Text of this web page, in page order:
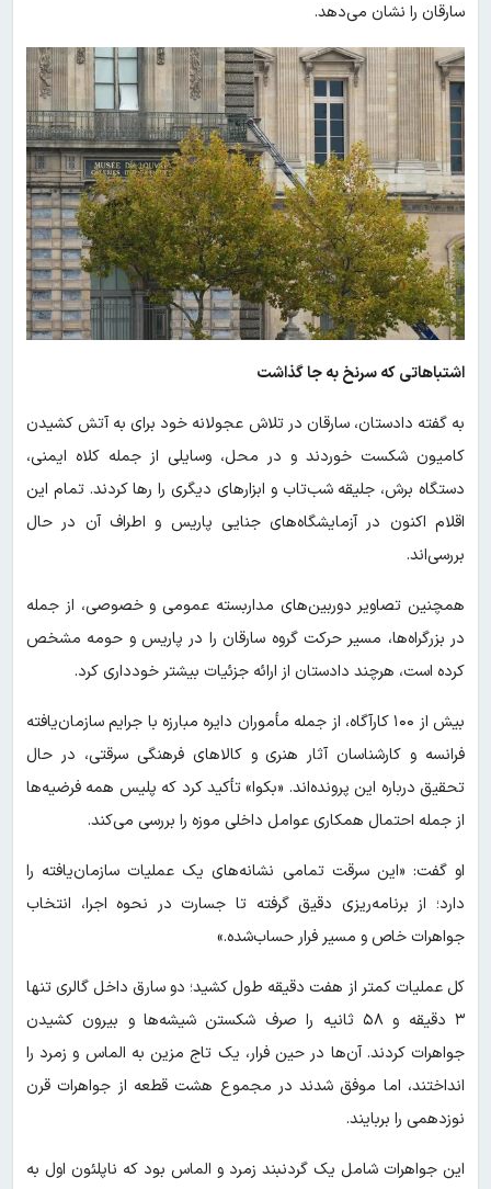
سارقان را نشان می‌دهد.
اشتباهاتی که سرنخ به جا گذاشت
به گفته دادستان، سارقان در تلاش عجولانه خود برای به آتش کشیدن
کامیون شکست خوردند و در محل، وسایلی از جمله کلاه ایمنی،
دستگاه برش، جلیقه شب‌تاب و ابزارهای دیگری را رها کردند. تمام این
اقلام اکنون در آزمایشگاه‌های جنایی پاریس و اطراف آن در حال
بررسی‌اند.
همچنین تصاویر دوربین‌های مداربسته عمومی و خصوصی، از جمله
در بزرگراه‌ها، مسیر حرکت گروه سارقان را در پاریس و حومه مشخص
کرده است، هرچند دادستان از ارائه جزئیات بیشتر خودداری کرد.
بیش از ۱۰۰ کارآگاه، از جمله مأموران دایره مبارزه با جرایم سازمان‌یافته
فرانسه و کارشناسان آثار هنری و کالاهای فرهنگی سرقتی، در حال
تحقیق درباره این پرونده‌اند. «بکوا» تأکید کرد که پلیس همه فرضیه‌ها
از جمله احتمال همکاری عوامل داخلی موزه را بررسی می‌کند.
او گفت: «این سرقت تمامی نشانه‌های یک عملیات سازمان‌یافته را
دارد؛ از برنامه‌ریزی دقیق گرفته تا جسارت در نحوه اجرا، انتخاب
جواهرات خاص و مسیر فرار حساب‌شده.»
کل عملیات کمتر از هفت دقیقه طول کشید؛ دو سارق داخل گالری تنها
۳ دقیقه و ۵۸ ثانیه را صرف شکستن شیشه‌ها و بیرون کشیدن
جواهرات کردند. آن‌ها در حین فرار، یک تاج مزین به الماس و زمرد را
انداختند، اما موفق شدند در مجموع هشت قطعه از جواهرات قرن
نوزدهمی را بربایند.
این جواهرات شامل یک گردنبند زمرد و الماس بود که ناپلئون اول به